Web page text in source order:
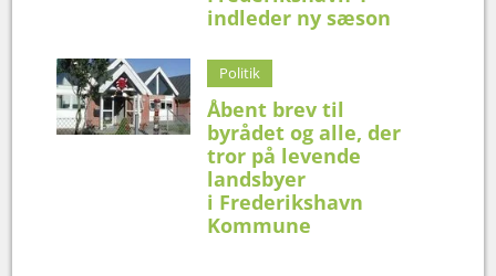
indleder ny sæson
Politik
Åbent brev til
byrådet og alle, der
tror på levende
landsbyer
i Frederikshavn
Kommune